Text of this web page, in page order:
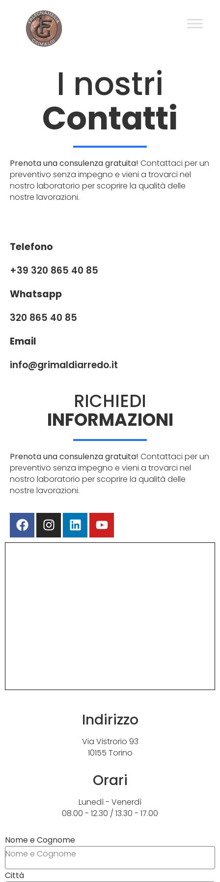
I nostri
Contatti
Prenota una consulenza gratuita! Contattaci per un
preventivo senza impegno e vieni a trovarci nel
nostro laboratorio per scoprire la qualità delle
nostre lavorazioni.
Telefono
+39 320 865 40 85
Whatsapp
320 865 40 85
Email
info@grimaldiarredo.it
RICHIEDI
INFORMAZIONI
Prenota una consulenza gratuita! Contattaci per un
preventivo senza impegno e vieni a trovarci nel
nostro laboratorio per scoprire la qualità delle
nostre lavorazioni.
Indirizzo
Via Vistrorio 93
10155 Torino
Orari
Lunedì - Venerdì
08.00 - 12.30 / 13.30 - 17.00
Nome e Cognome
Città